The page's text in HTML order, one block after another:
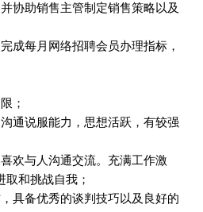
协助销售主管制定销售策略以及
成每月网络招聘会员办理指标，
；
通说服能力，思想活跃，有较强
欢与人沟通交流。充满工作激
和挑战自我；
具备优秀的谈判技巧以及良好的